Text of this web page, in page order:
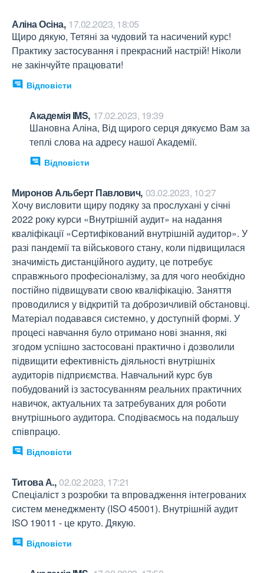
Аліна Осіна, 17.02.2023, 18:05
Щиро дякую, Тетяні за чудовий та насичений курс!
Практику застосування і прекрасний настрій! Ніколи
не закінчуйте працювати!
Відповісти
Академія IMS, 17.02.2023, 19:39
Шановна Аліна, Від щирого серця дякуємо Вам за
теплі слова на адресу нашої Академії.
Відповісти
Миронов Альберт Павлович, 03.02.2023, 10:27
Хочу висловити щиру подяку за прослухані у січні
2022 року курси «Внутрішній аудит» на надання
кваліфікації «Сертифікований внутрішній аудитор». У
разі пандемії та військового стану, коли підвищилася
значимість дистанційного аудиту, це потребує
справжнього професіоналізму, за для чого необхідно
постійно підвищувати свою кваліфікацію. Заняття
проводилися у відкритій та доброзичливій обстановці.
Матеріал подавався системно, у доступній формі. У
процесі навчання було отримано нові знання, які
згодом успішно застосовані практично і дозволили
підвищити ефективність діяльності внутрішніх
аудиторів підприємства. Навчальний курс був
побудований із застосуванням реальних практичних
навичок, актуальних та затребуваних для роботи
внутрішнього аудитора. Сподіваємось на подальшу
співпрацю.
Відповісти
Титова А., 02.02.2023, 17:21
Спеціаліст з розробки та впровадження інтегрованих
систем менеджменту (ISO 45001). Внутрішній аудит
ISO 19011 - це круто. Дякую.
Відповісти